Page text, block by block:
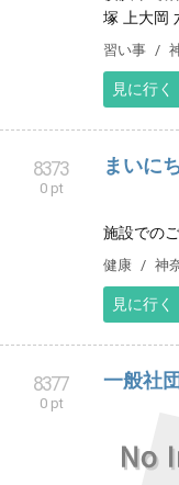
北海道北
んな施術
さい☆
リラクゼー
見に行く
横浜市で
塚 上大岡
習い事